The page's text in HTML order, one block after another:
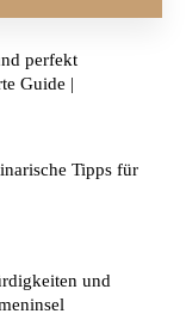
perfekt
Guide |
Tipps für
und